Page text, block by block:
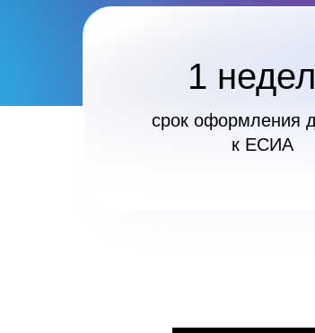
1
срок оформления
к ЕСИА